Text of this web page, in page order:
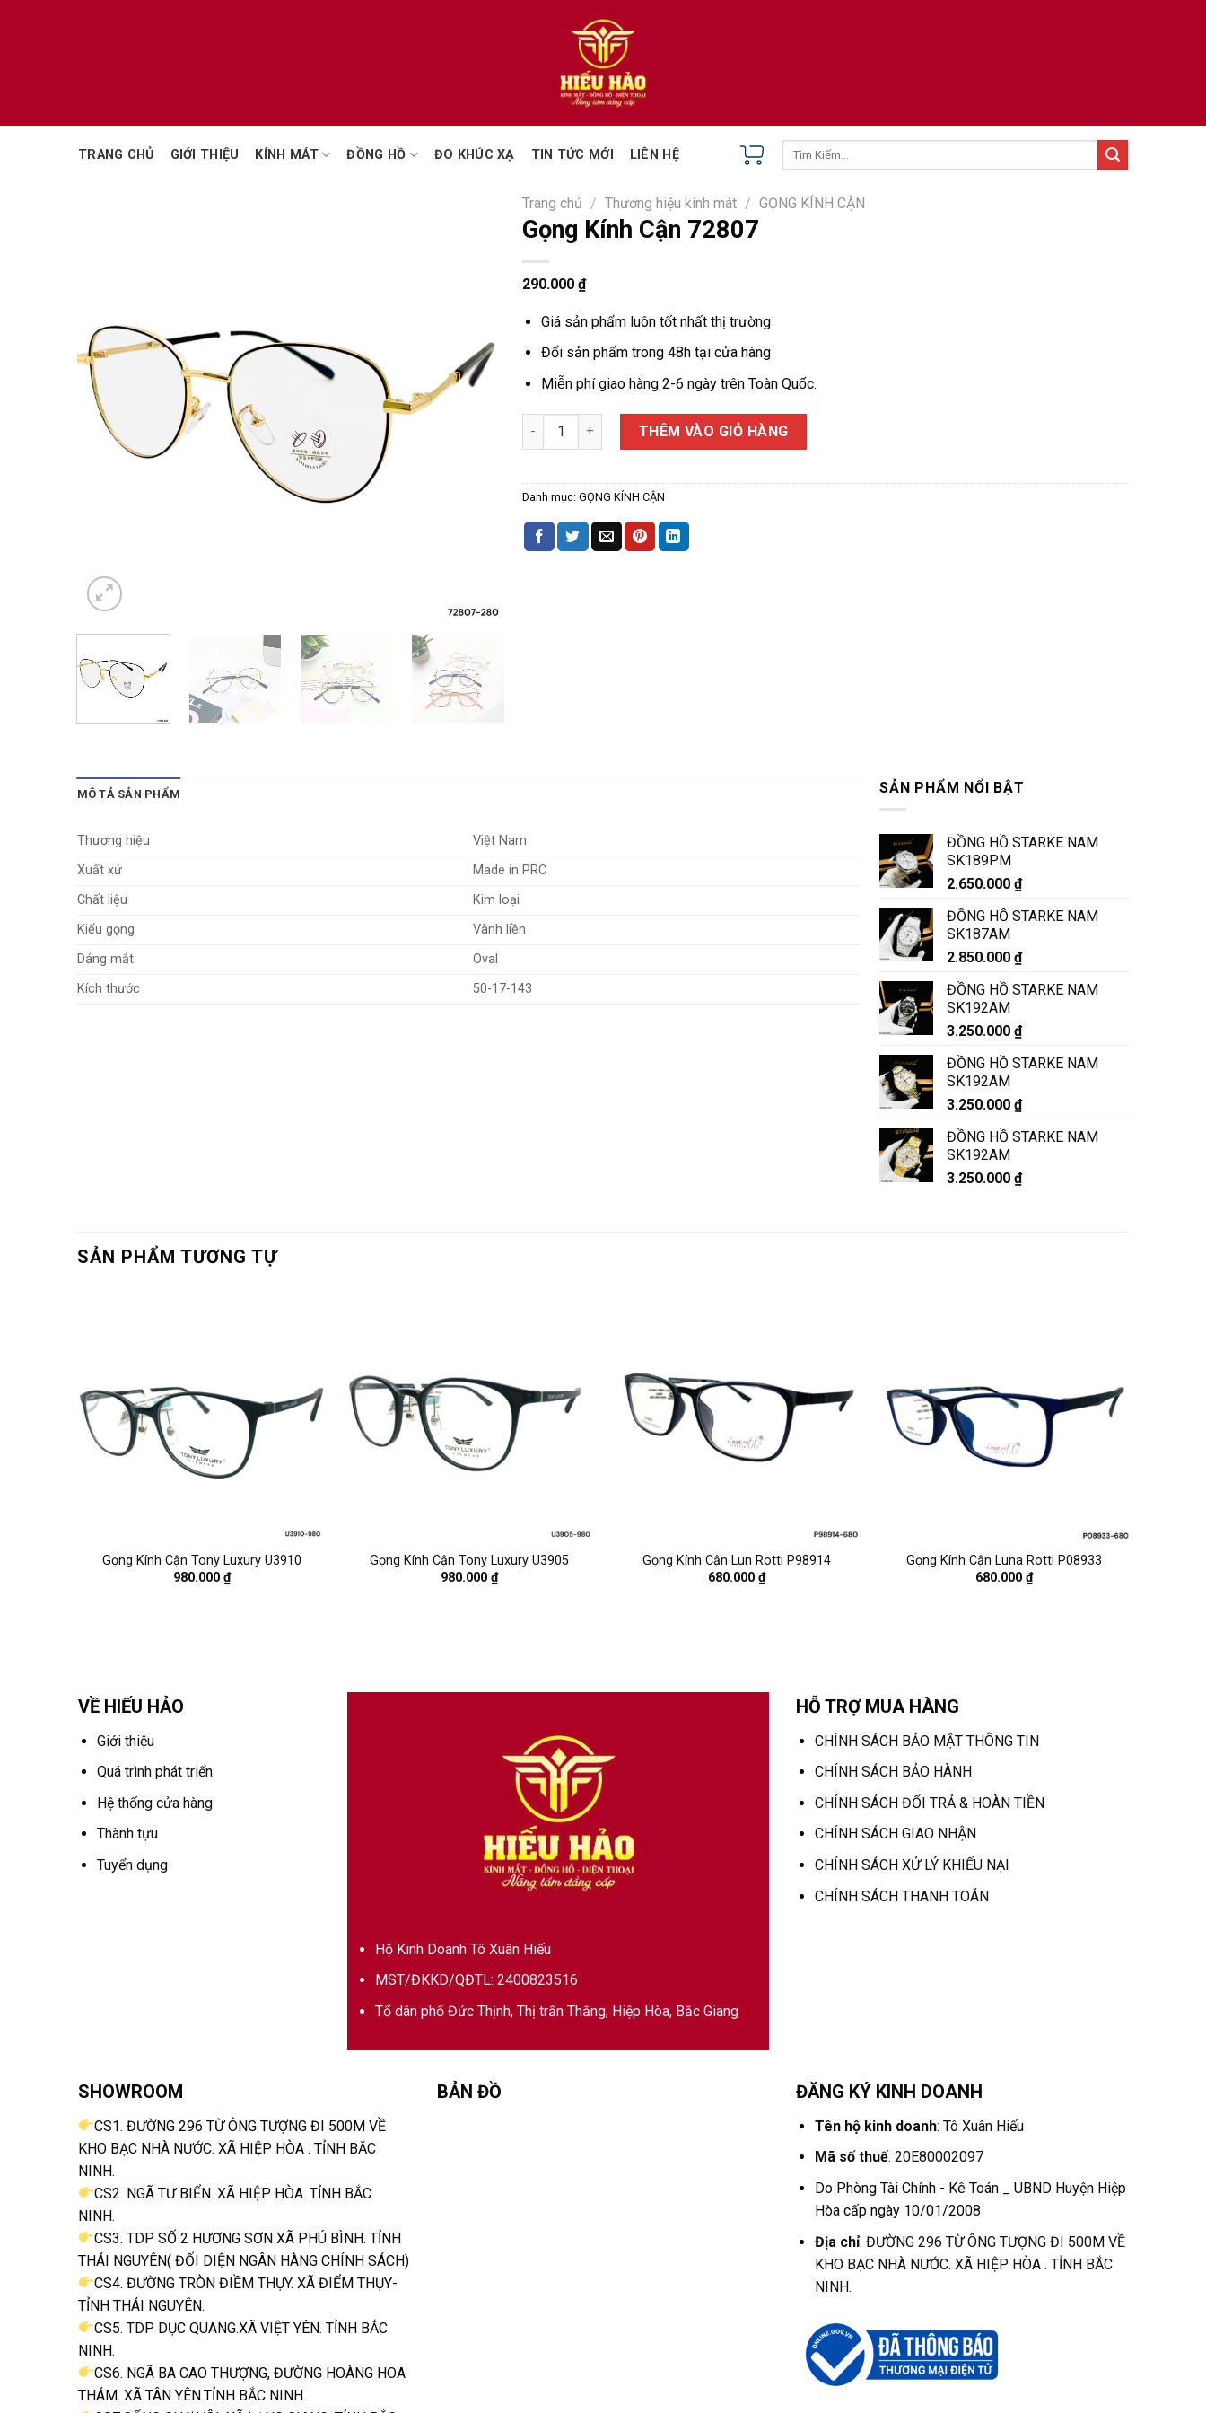
TRANG CHỦ GIỚI THIỆU KÍNH MÁT ĐỒNG HỒ ĐO KHÚC XẠ TIN TỨC MỚI LIÊN HỆ
Tìm
Trang chủ / Thương hiệu kính mát / GỌNG KÍNH CẬN
Gọng Kính Cận 72807
290.000₫
Giá sản phẩm luôn tốt nhất thị trường
Đổi sản phẩm trong 48h tại cửa hàng
Miễn phí giao hàng 2-6 ngày trên Toàn Quốc.
Gọng Kính Cận 72807 số lượngTHÊM VÀO GIỎ HÀNG
Danh mục:GỌNG KÍNH CẬN
MÔ TẢ SẢN PHẨM
Thương hiệu
Việt Nam
Xuất xứ
Made in PRC
Chất liệu
Kim loại
Kiểu gọng
Vành liền
Dáng mắt
Oval
Kích thước
50-17-143
SẢN PHẨM NỔI BẬT
ĐỒNG HỒ STARKE NAM
SK189PM
2.650.000 ₫
ĐỒNG HỒ STARKE NAM
SK187AM
2.850.000 ₫
ĐỒNG HỒ STARKE NAM
SK192AM
3.250.000 ₫
ĐỒNG HỒ STARKE NAM
SK192AM
3.250.000 ₫
ĐỒNG HỒ STARKE NAM
SK192AM
3.250.000 ₫
SẢN PHẨM TƯƠNG TỰ
Gọng Kính Cận Tony Luxury U3910
980.000 ₫
Gọng Kính Cận Tony Luxury U3905
980.000 ₫
Gọng Kính Cận Lun Rotti P98914
680.000 ₫
Gọng Kính Cận Luna Rotti P08933
680.000 ₫
VỀ HIẾU HẢO
Giới thiệu
Quá trình phát triển
Hệ thống cửa hàng
Thành tựu
Tuyển dụng
Hộ Kinh Doanh Tô Xuân Hiếu
MST/ĐKKD/QĐTL: 2400823516
Tổ dân phố Đức Thịnh, Thị trấn Thắng, Hiệp Hòa, Bắc Giang
HỖ TRỢ MUA HÀNG
CHÍNH SÁCH BẢO MẬT THÔNG TIN
CHÍNH SÁCH BẢO HÀNH
CHÍNH SÁCH ĐỔI TRẢ & HOÀN TIỀN
CHÍNH SÁCH GIAO NHẬN
CHÍNH SÁCH XỬ LÝ KHIẾU NẠI
CHÍNH SÁCH THANH TOÁN
SHOWROOM
CS1. ĐƯỜNG 296 TỪ ÔNG TƯỢNG ĐI 500M VỀ
KHO BẠC NHÀ NƯỚC. XÃ HIỆP HÒA . TỈNH BẮC
NINH.
CS2. NGÃ TƯ BIỂN. XÃ HIỆP HÒA. TỈNH BẮC
NINH.
CS3. TDP SỐ 2 HƯƠNG SƠN XÃ PHÚ BÌNH. TỈNH
THÁI NGUYÊN( ĐỐI DIỆN NGÂN HÀNG CHÍNH SÁCH)
CS4. ĐƯỜNG TRÒN ĐIỀM THỤY. XÃ ĐIỂM THỤY-
TỈNH THÁI NGUYÊN.
CS5. TDP DỤC QUANG.XÃ VIỆT YÊN. TỈNH BẮC
NINH.
CS6. NGÃ BA CAO THƯỢNG, ĐƯỜNG HOÀNG HOA
THÁM. XÃ TÂN YÊN.TỈNH BẮC NINH.
BẢN ĐỒ ĐĂNG KÝ KINH DOANH
Tên hộ kinh doanh: Tô Xuân Hiếu
Mã số thuế: 20E80002097
Do Phòng Tài Chính - Kê Toán _ UBND Huyện Hiệp
Hòa cấp ngày 10/01/2008
Địa chỉ: ĐƯỜNG 296 TỪ ÔNG TƯỢNG ĐI 500M VỀ
KHO BẠC NHÀ NƯỚC. XÃ HIỆP HÒA . TỈNH BẮC
NINH.